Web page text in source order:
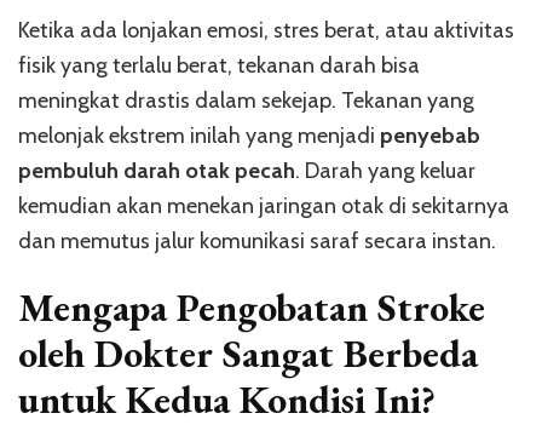
Ketika ada lonjakan emosi, stres berat, atau aktivitas
fisik yang terlalu berat, tekanan darah bisa
meningkat drastis dalam sekejap. Tekanan yang
melonjak ekstrem inilah yang menjadi penyebab
pembuluh darah otak pecah. Darah yang keluar
kemudian akan menekan jaringan otak di sekitarnya
dan memutus jalur komunikasi saraf secara instan.
Mengapa Pengobatan Stroke
oleh Dokter Sangat Berbeda
untuk Kedua Kondisi Ini?